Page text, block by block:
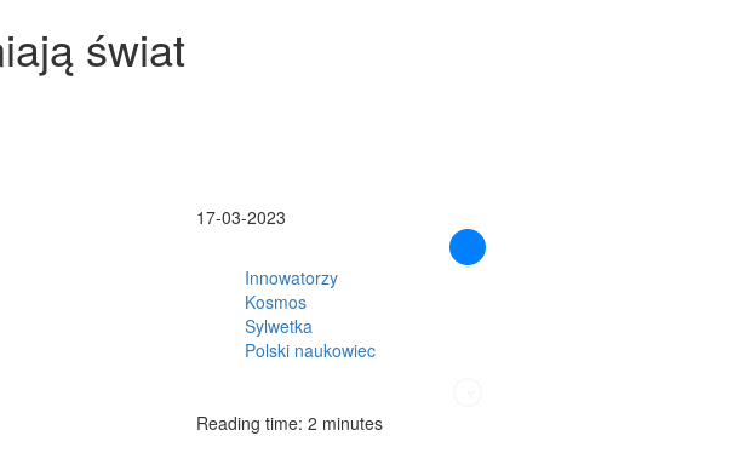
świat
17-03-2023
Innowatorzy
Kosmos
Sylwetka
Polski naukowiec
Reading time: 2 minutes